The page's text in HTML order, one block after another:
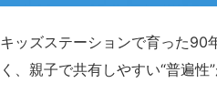
キッズステーションで育った90
く、親子で共有しやすい“普遍性”